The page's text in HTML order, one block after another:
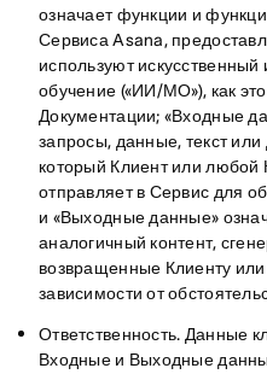
означает функции и
Сервиса Asana,
используют
обучение («ИИ/МО»), как
Документации; «Входные
запросы, данные, текст
который Клиент или любой
отправляет в Сервис для
и «Выходные данные»
аналогичный контент,
возвращенные Клиенту
зависимости от
Ответственность. Данные
Входные и Выходные